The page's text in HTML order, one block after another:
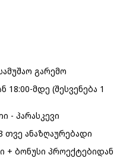
გარემო
18:00-მდე (შესვენება 1
- პარასკევი
ანაზღაურებადი
+ ბონუსი პროექტებიდან